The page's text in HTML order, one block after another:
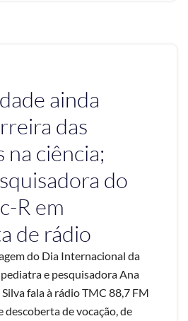
ainda
das
na ciência;
do
R em
de rádio
do Dia Internacional da
e pesquisadora Ana
fala à rádio TMC 88,7 FM
descoberta de vocação, de